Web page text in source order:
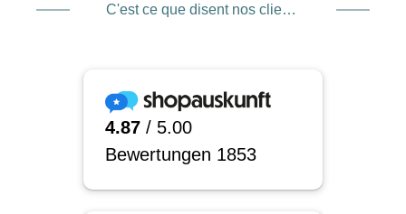
C'est ce que disent nos clients